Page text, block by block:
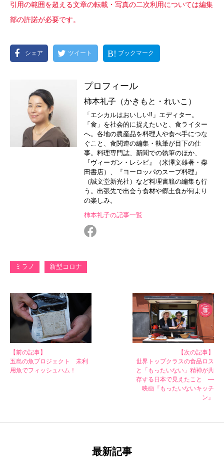
引用の範囲を超える文章の転載・写真の二次利用については編集
部の許諾が必要です。
シェア ツイート ブックマーク
プロフィール
柿本礼子（かきもと・れいこ）
「エシカルはおいしい‼」エディター。
「食」を社会的に捉えたいと、食ライター
へ。各地の農産品を料理人や食べ手につな
ぐこと、食関連の編集・執筆が目下の仕
事。料理専門誌、新聞での執筆のほか、
『ヴィーガン・レシピ』（米澤文雄著・柴
田書店）、『ヨーロッパのスープ料理』
（誠文堂新光社）など料理書籍の編集も行
う。出張先で出会う食材や郷土食が何より
の楽しみ。
柿本礼子の記事一覧
ミラノ 新型コロナ
【前の記事】
五島の魚プロジェクト 未利
用魚でフィッシュハム！
【次の記事】
世界トップクラスの食品ロス
と「もったいない」精神が共
存する日本で見えたこと ―
映画『もったいないキッチ
ン』
最新記事